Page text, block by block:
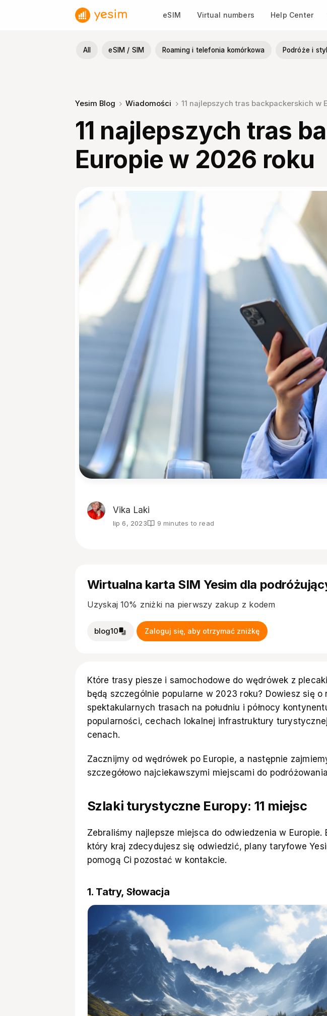
eSIM Virtual numbers Help Center
All eSIM / SIM Roaming i telefonia komórkowa Podróże i
Yesim Blog Wiadomości 11 najlepszych tras backpackerskich w
11 najlepszych tras
Europie w 2026 roku
Vika Laki
lip 6, 2023 9 minutes to read
Wirtualna karta SIM Yesim dla
Uzyskaj 10% zniżki na pierwszy zakup z kodem
blog10 Zaloguj się, aby otrzymać zniżkę
Które trasy piesze i samochodowe do wędrówek z
będą szczególnie popularne w 2023 roku? Dowiesz się o
spektakularnych trasach na południu i północy
popularności, cechach lokalnej infrastruktury
cenach.
Zacznijmy od wędrówek po Europie, a następnie
szczegółowo najciekawszymi miejscami do
Szlaki turystyczne Europy: 11 miejsc
Zebraliśmy najlepsze miejsca do odwiedzenia w Europie.
który kraj zdecydujesz się odwiedzić, plany taryfowe
pomogą Ci pozostać w kontakcie.
1. Tatry, Słowacja